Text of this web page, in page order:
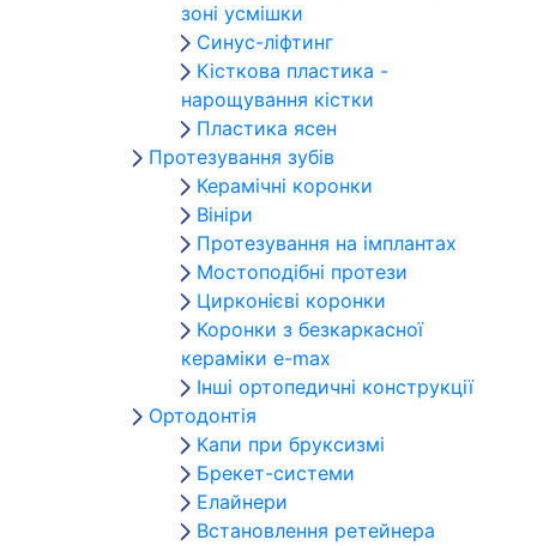
зоні усмішки
Синус-ліфтинг
Кісткова пластика -
нарощування кістки
Пластика ясен
Протезування зубів
Керамічні коронки
Вініри
Протезування на імплантах
Мостоподібні протези
Цирконієві коронки
Коронки з безкаркасної
кераміки e-max
Інші ортопедичні конструкції
Ортодонтія
Капи при бруксизмі
Брекет-системи
Елайнери
Встановлення ретейнера